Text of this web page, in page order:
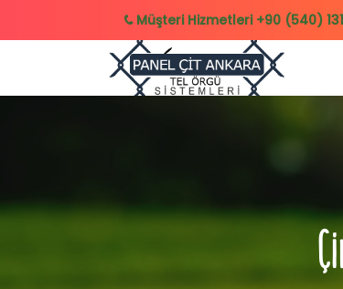
Müşteri Hizmetleri +90 (540)